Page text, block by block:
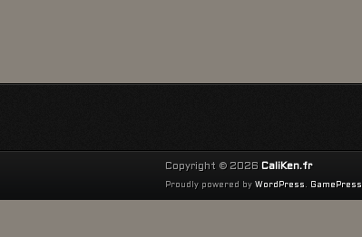
Copyright © 2026 CaliKen.fr
Proudly powered by WordPress . GamePress